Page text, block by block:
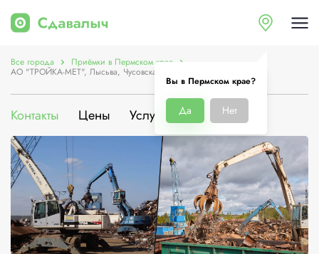
Вы в Пермском крае?
Да Нет
Все города Приёмки в Пермском крае
АО "ТРОЙКА-МЕТ", Лысьва, Чусовская, 15
Контакты Цены Услуги О компании